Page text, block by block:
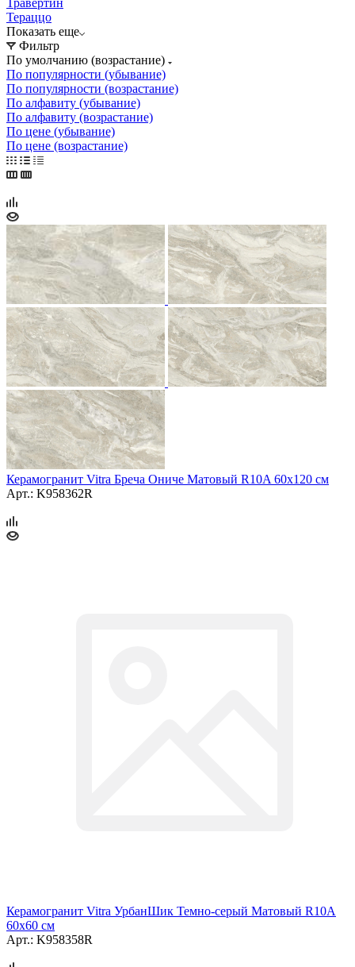
Тераццо
Показать еще
Фильтр
По умолчанию (возрастание)
По популярности (убывание)
По популярности (возрастание)
По алфавиту (убывание)
По алфавиту (возрастание)
По цене (убывание)
По цене (возрастание)
Керамогранит Vitra Бреча Ониче Матовый R10A 60x120 см
Арт.: K958362R
Керамогранит Vitra УрбанШик Темно-серый Матовый R10A
60x60 см
Арт.: K958358R